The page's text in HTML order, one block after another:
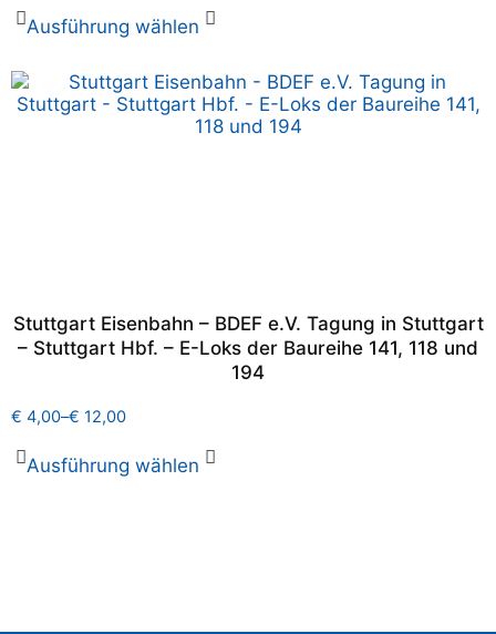
Ausführung wählen
Stuttgart Eisenbahn – BDEF e.V. Tagung in Stuttgart
– Stuttgart Hbf. – E-Loks der Baureihe 141, 118 und
194
€ 4,00–€ 12,00
Ausführung wählen